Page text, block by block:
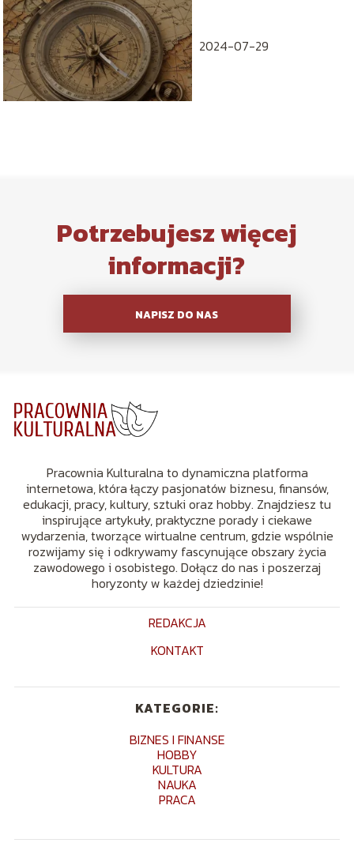
2024-07-29
Potrzebujesz więcej
informacji?
NAPISZ DO NAS
Pracownia Kulturalna to dynamiczna platforma
internetowa, która łączy pasjonatów biznesu, finansów,
edukacji, pracy, kultury, sztuki oraz hobby. Znajdziesz tu
inspirujące artykuły, praktyczne porady i ciekawe
wydarzenia, tworzące wirtualne centrum, gdzie wspólnie
rozwijamy się i odkrywamy fascynujące obszary życia
zawodowego i osobistego. Dołącz do nas i poszerzaj
horyzonty w każdej dziedzinie!
REDAKCJA
KONTAKT
KATEGORIE:
BIZNES I FINANSE
HOBBY
KULTURA
NAUKA
PRACA